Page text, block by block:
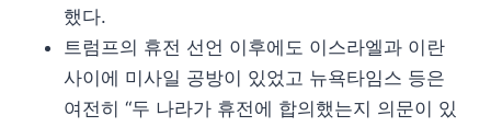
했다.
트럼프의 휴전 선언 이후에도 이스라엘과 이란
사이에 미사일 공방이 있었고 뉴욕타임스 등은
여전히 “두 나라가 휴전에 합의했는지 의문이 있